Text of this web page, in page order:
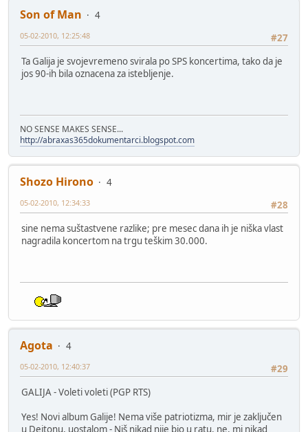
Son of Man
4
#27
05-02-2010, 12:25:48
Ta Galija je svojevremeno svirala po SPS koncertima, tako da je
jos 90-ih bila oznacena za istebljenje.
NO SENSE MAKES SENSE...
http://abraxas365dokumentarci.blogspot.com
Shozo Hirono
4
#28
05-02-2010, 12:34:33
sine nema suštastvene razlike; pre mesec dana ih je niška vlast
nagradila koncertom na trgu teškim 30.000.
Agota
4
#29
05-02-2010, 12:40:37
GALIJA - Voleti voleti (PGP RTS)
Yes! Novi album Galije! Nema više patriotizma, mir je zaključen
u Dejtonu, uostalom - Niš nikad nije bio u ratu, ne, mi nikad